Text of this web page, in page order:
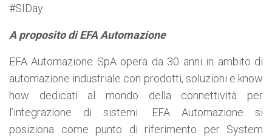
#SIDay
A proposito di EFA Automazione
EFA Automazione SpA opera da 30 anni in ambito di
automazione industriale con prodotti, soluzioni e know
how dedicati al mondo della connettività per
l’integrazione di sistemi. EFA Automazione si
posiziona come punto di riferimento per System